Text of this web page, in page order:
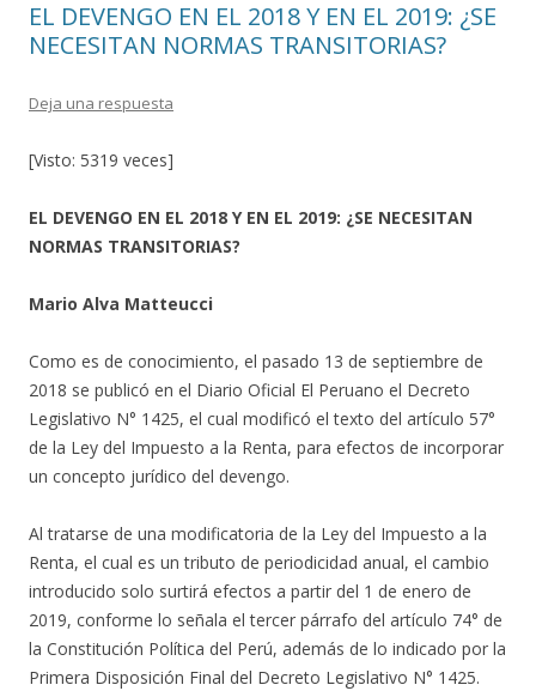
EL DEVENGO EN EL 2018 Y EN EL 2019: ¿SE
NECESITAN NORMAS TRANSITORIAS?
Deja una respuesta
[Visto: 5319 veces]
EL DEVENGO EN EL 2018 Y EN EL 2019: ¿SE NECESITAN
NORMAS TRANSITORIAS?
Mario Alva Matteucci
Como es de conocimiento, el pasado 13 de septiembre de
2018 se publicó en el Diario Oficial El Peruano el Decreto
Legislativo N° 1425, el cual modificó el texto del artículo 57°
de la Ley del Impuesto a la Renta, para efectos de incorporar
un concepto jurídico del devengo.
Al tratarse de una modificatoria de la Ley del Impuesto a la
Renta, el cual es un tributo de periodicidad anual, el cambio
introducido solo surtirá efectos a partir del 1 de enero de
2019, conforme lo señala el tercer párrafo del artículo 74° de
la Constitución Política del Perú, además de lo indicado por la
Primera Disposición Final del Decreto Legislativo N° 1425.